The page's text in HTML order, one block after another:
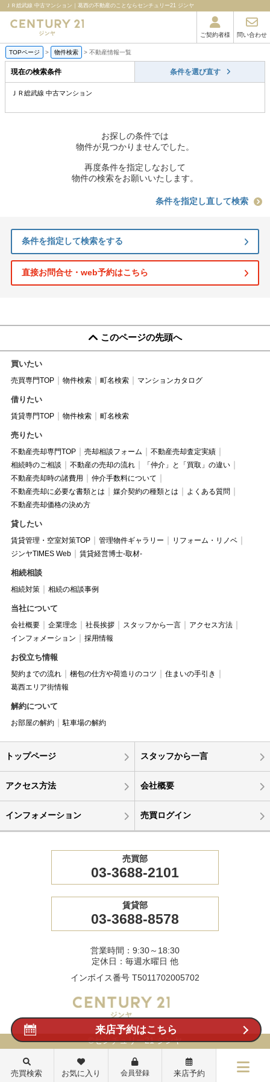
ＪＲ総武線 中古マンション｜葛西の不動産のことならセンチュリー21 ジンヤ
ご契約者様 問い合わせ
TOPページ > 物件検索 > 不動産情報一覧
現在の検索条件 条件を選び直す
ＪＲ総武線 中古マンション
お探しの条件では
物件が見つかりませんでした。
再度条件を指定しなおして
物件の検索をお願いいたします。
条件を指定し直して検索
条件を指定して検索をする
直接お問合せ・web予約はこちら
このページの先頭へ
買いたい
売買専門TOP 物件検索 町名検索 マンションカタログ
借りたい
賃貸専門TOP 物件検索 町名検索
売りたい
不動産売却専門TOP 売却相談フォーム
不動産売却査定実績
相続時のご相談
不動産の売却の流れ
「仲介」と「買取」の違い
不動産売却時の諸費用
仲介手数料について
不動産売却に必要な書類とは
媒介契約の種類とは
よくある質問
不動産売却価格の決め方
貸したい
賃貸管理・空室対策TOP 管理物件ギャラリー
リフォーム・リノベ
ジンヤTIMES Web
賃貸経営博士-取材-
相続相談
相続対策 相続の相談事例
当社について
会社概要 企業理念 社長挨拶 スタッフから一言
アクセス方法
インフォメーション
採用情報
お役立ち情報
契約までの流れ 梱包の仕方や荷造りのコツ
住まいの手引き
葛西エリア街情報
解約について
お部屋の解約 駐車場の解約
トップページ スタッフから一言
アクセス方法 会社概要
インフォメーション 売買ログイン
売買部
03-3688-2101
賃貸部
03-3688-8578
営業時間：9:30～18:30
定休日：毎週水曜日 他
インボイス番号 T5011702005702
©センチュリー21 ジンヤ
来店予約はこちら
売買検索 お気に入り 会員登録 来店予約